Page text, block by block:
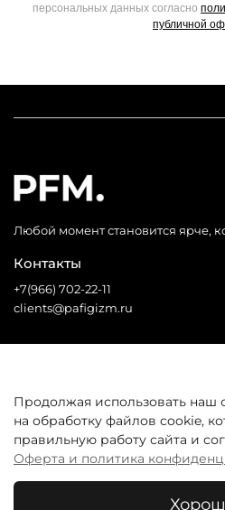
персональных данных согласно
публичной
Любой момент становится ярче,
Покупателям
Контакты
+7(966) 702-22-11
clients@pafigizm.ru
* Запрещенная сеть
Продолжая использовать наш
на обработку файлов cookie,
правильную работу сайта и
Оферта и политика